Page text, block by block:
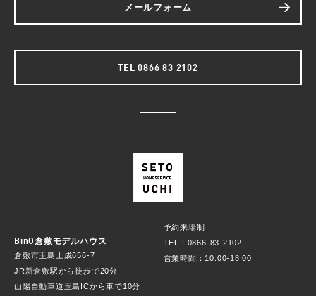
メールフォーム
TEL 0866 83 2102
BinO倉敷モデルハウス
倉敷市玉島上成656-7
JR新倉敷駅から徒歩で20分
山陽自動車道玉島ICから車で10分
予約来場制
TEL：0866-83-2102
営業時間：10:00-18:00